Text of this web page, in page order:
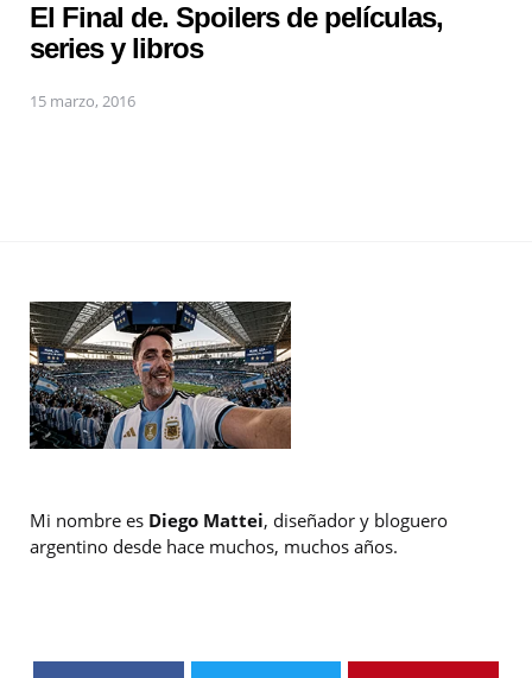
El Final de. Spoilers de películas,
series y libros
15 marzo, 2016
Mi nombre es Diego Mattei, diseñador y bloguero
argentino desde hace muchos, muchos años.